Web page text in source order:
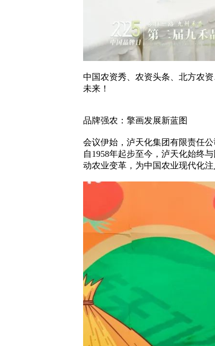
中国农资秀、农资头条、北方农
未来！
品牌强农：擎画发展新蓝图
会议伊始，泸天化集团有限责任
自1958年起步至今，泸天化始终
动农业变革，为中国农业现代化注